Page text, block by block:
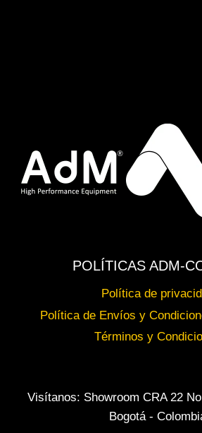
POLÍTICAS ADM-
Política de
Política de Envíos y
Términos y
Visítanos: Showroom CRA 22
Bogotá -